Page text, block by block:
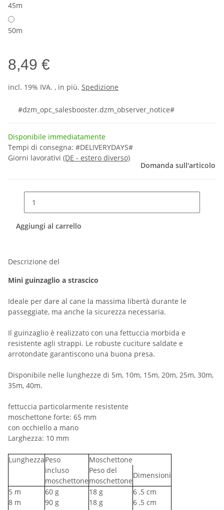
45m
50m
8,49 €
incl. 19% IVA. , in più. Spedizione
#dzm_opc_salesbooster.dzm_observer_notice#
Disponibile immediatamente
Tempi di consegna: #DELIVERYDAYS#
Giorni lavorativi (DE - estero diverso)
Domanda sull'articolo
Aggiungi al carrello
Descrizione del
Mini guinzaglio a strascico
Ideale per dare al cane la massima libertà durante le
passeggiate, ma anche la sicurezza necessaria.
Il guinzaglio è realizzato con una fettuccia morbida e
resistente agli strappi. Le robuste cuciture saldate e
arrotondate garantiscono una buona presa.
Disponibile nelle lunghezze di 5m, 10m, 15m, 20m, 25m, 30m,
35m, 40m.
fettuccia particolarmente resistente
moschettone forte: 65 mm
con occhiello a mano
Larghezza: 10 mm
LunghezzaPeso
Moschettone
incluso
moschettone
Peso del
moschettone
Dimensioni
5 m 60 g 18 g 6 ,5 cm
8 m 90 g 18 g 6 ,5 cm